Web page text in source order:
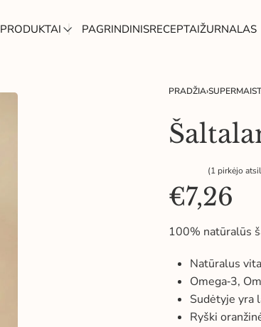
PRODUKTAI PAGRINDINISRECEPTAIŽURNALAS
PRADŽIA›
Įvertinimas:
(1 pirkėjo
€7,26
100% natūralūs
Natūralus
Omega‑3,
Sudėtyje yra
Ryški